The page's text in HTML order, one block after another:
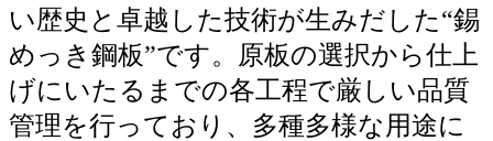
い歴史と卓越した技術が生みだした“錫
めっき鋼板”です。原板の選択から仕上
げにいたるまでの各工程で厳しい品質
管理を行っており、多種多様な用途に